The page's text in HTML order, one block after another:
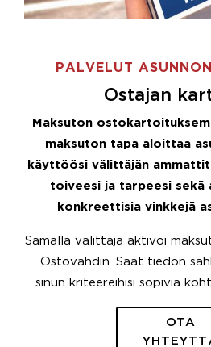
PALVELUT
Ostajan
Maksuton
maksuton tapa aloittaa
käyttöösi välittäjän
toiveesi ja tarpeesi sekä
konkreettisia vinkkejä
Samalla välittäjä aktivoi
Ostovahdin. Saat tiedon
sinun kriteereihisi sopivia
OTA